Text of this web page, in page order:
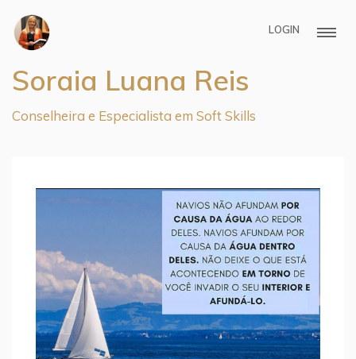
LOGIN
Soraia Luana Reis
Conselheira e Especialista em Soft Skills